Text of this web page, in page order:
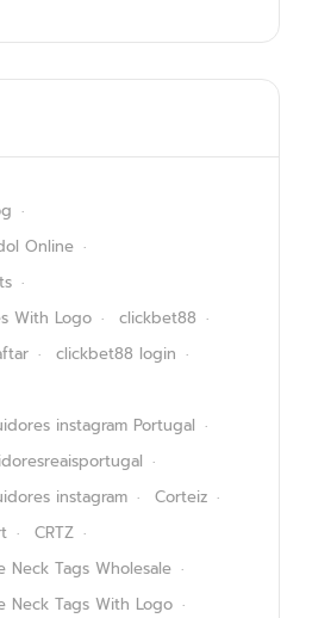
Online
With Logo
clickbet88
clickbet88 login
instagram Portugal
instagram
Corteiz
CRTZ
Neck Tags Wholesale
Neck Tags With Logo